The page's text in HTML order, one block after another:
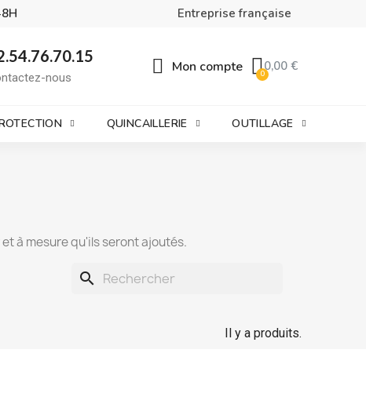
Entreprise française
nous
Mon compte 0,00 €
QUINCAILLERIE OUTILLAGE
à mesure qu'ils seront ajoutés.
search
Il y a produits.